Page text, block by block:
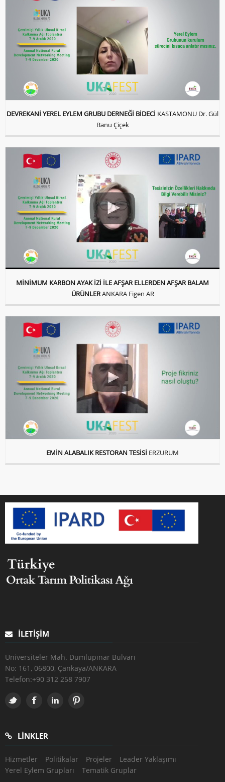
DEVREKANİ YEREL EYLEM GRUBU DERNEĞİ BİDECİ KASTAMONU Dr. Gül
Banu Çiçek
MİNİMUM KARBON AYAK İZİ İLE AFŞAR ELLERDEN AFŞAR BALAM
ÜRÜNLERANKARA Figen AR
EMİN ALABALIK RESTORAN TESİSİ ERZURUM
İLETIŞIM
Üniversiteler Mah. Dumlupınar Bulvarı
No: 161, 06800, Çankaya/ANKARA
Telefon:+90 312 258 7907
LINKLER
Hizmetler Politikalar Projeler
Leader Yaklaşımı
Yerel Eylem Grupları
Tematik Gruplar